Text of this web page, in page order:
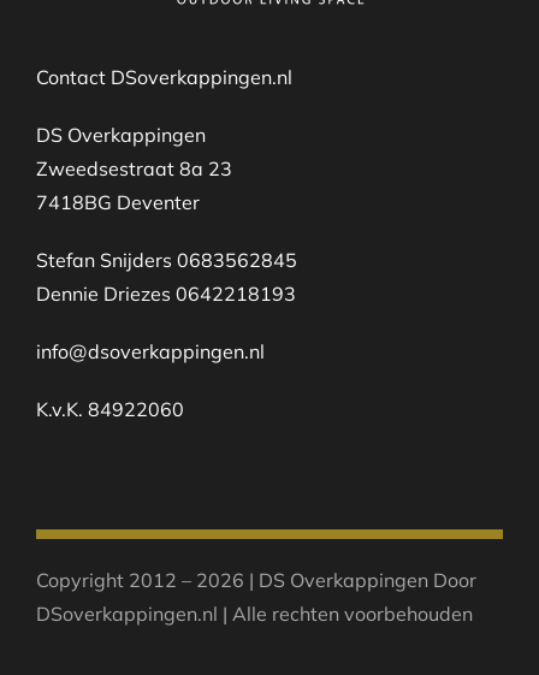
Contact DSoverkappingen.nl
DS Overkappingen
Zweedsestraat 8a 23
7418BG Deventer
Stefan Snijders 0683562845
Dennie Driezes 0642218193
info@dsoverkappingen.nl
K.v.K. 84922060
Copyright 2012 – 2026 | DS Overkappingen Door
DSoverkappingen.nl | Alle rechten voorbehouden